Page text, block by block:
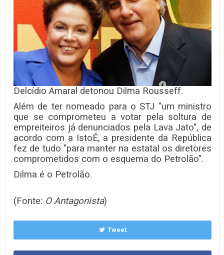
Delcídio Amaral detonou Dilma Rousseff.
Além de ter nomeado para o STJ "um ministro
que se comprometeu a votar pela soltura de
empreiteiros já denunciados pela Lava Jato", de
acordo com a IstoÉ, a presidente da República
fez de tudo "para manter na estatal os diretores
comprometidos com o esquema do Petrolão".
Dilma é o Petrolão.
(Fonte: O Antagonista)
Tweet